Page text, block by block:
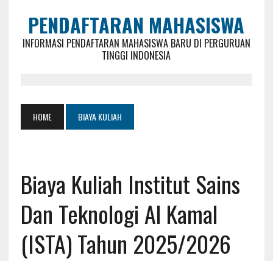
PENDAFTARAN MAHASISWA
INFORMASI PENDAFTARAN MAHASISWA BARU DI PERGURUAN
TINGGI INDONESIA
HOME BIAYA KULIAH
Biaya Kuliah Institut Sains
Dan Teknologi Al Kamal
(ISTA) Tahun 2025/2026